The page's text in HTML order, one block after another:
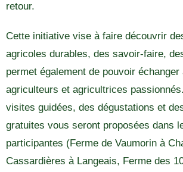
retour.
Cette initiative vise à faire découvrir
agricoles durables, des savoir-faire,
permet également de pouvoir échanger
agriculteurs et agricultrices
visites guidées, des dégustations et
gratuites vous seront proposées dans
participantes (Ferme de Vaumorin à
Cassardières à Langeais, Ferme des